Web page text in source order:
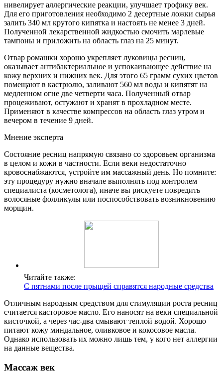
нивелирует аллергические реакции, улучшает трофику век.
Для его приготовления необходимо 2 десертные ложки сырья
залить 340 мл крутого кипятка и настоять не менее 3 дней.
Полученной лекарственной жидкостью смочить марлевые
тампоны и приложить на область глаз на 25 минут.
Отвар ромашки хорошо укрепляет луковицы ресниц,
оказывает антибактериальное и успокаивающее действие на
кожу верхних и нижних век. Для этого 65 грамм сухих цветов
помещают в кастрюлю, заливают 560 мл воды и кипятят на
медленном огне две четверти часа. Полученный отвар
процеживают, остужают и хранят в прохладном месте.
Применяют в качестве компрессов на область глаз утром и
вечером в течение 9 дней.
Мнение эксперта
Состояние ресниц напрямую связано со здоровьем организма
в целом и кожи в частности. Если веки недостаточно
кровоснабжаются, устройте им массажный день. Но помните:
эту процедуру нужно вначале выполнять под контролем
специалиста (косметолога), иначе вы рискуете повредить
волосяные фолликулы или поспособствовать возникновению
морщин.
Читайте также:
С пятнами после прыщей справятся народные средства
Отличным народным средством для стимуляции роста ресниц
считается касторовое масло. Его наносят на веки специальной
кисточкой, а через час-два смывают теплой водой. Хорошо
питают кожу миндальное, оливковое и кокосовое масла.
Однако использовать их можно лишь тем, у кого нет аллергии
на данные вещества.
Массаж век